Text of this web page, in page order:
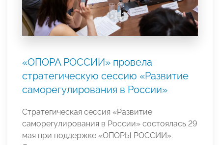
«ОПОРА РОССИИ» провела
стратегическую сессию «Развитие
саморегулирования в России»
Стратегическая сессия «Развитие
саморегулирования в России» состоялась 29
мая при поддержке «ОПОРЫ РОССИИ».